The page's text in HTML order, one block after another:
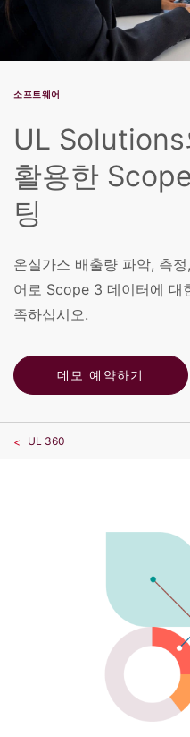
소프트웨어
UL Solutions
활용한
팅
온실가스 배출량 파악, 측
어로 Scope 3 데이터에 대
족하십시오.
데모 예약하기
UL 360